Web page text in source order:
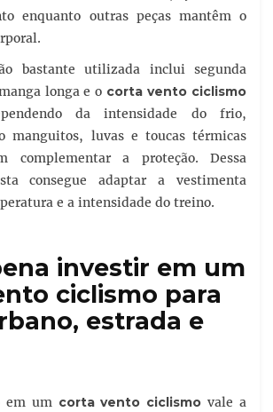
enquanto outras peças mantêm o
bastante utilizada inclui segunda
longa e o corta vento ciclismo
da intensidade do frio,
manguitos, luvas e toucas térmicas
complementar a proteção. Dessa
consegue adaptar a vestimenta
e a intensidade do treino.
investir em um
ciclismo para
estrada e
em um corta vento ciclismo vale a